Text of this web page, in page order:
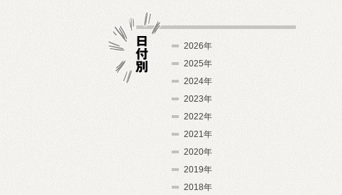
2026年
2025年
2024年
2023年
2022年
2021年
2020年
2019年
2018年